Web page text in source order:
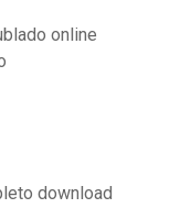
online
download